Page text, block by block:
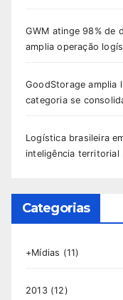
GWM atinge 98% de
amplia operação
GoodStorage amplia
categoria se
Logística brasileira
inteligência
Categorias
+Mídias (11)
2013(12)